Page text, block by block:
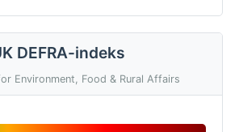
DEFRA-indeks
Environment, Food & Rural Affairs